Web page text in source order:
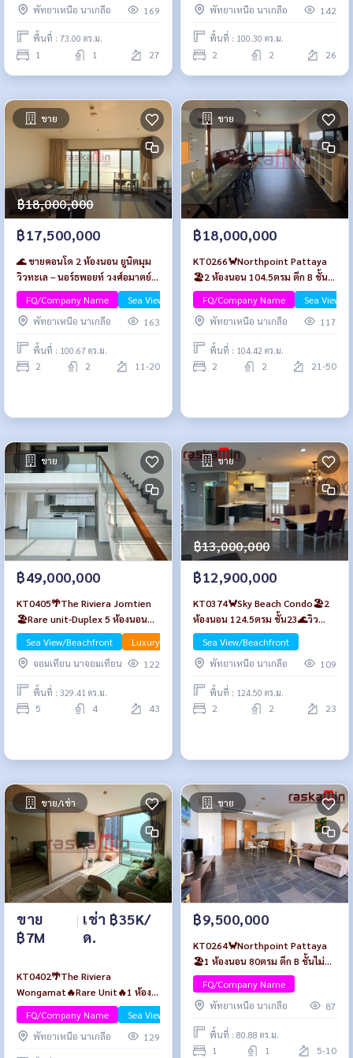
พัทยาเหนือ นาเกลือ 169
พื้นที่ : 73.00 ตร.ม.
1 1 27
พัทยาเหนือ นาเกลือ 142
พื้นที่ : 100.30 ตร.ม.
2 2 26
ขาย
฿18,000,000
฿17,500,000
🌊 ขายคอนโด 2 ห้องนอน ยูนิตมุม
วิวทะเล – นอร์ธพอยท์ วงศ์อมาตย์
พัทยา
FQ/Company Name Sea View/Beachfront
Luxury
พัทยาเหนือ นาเกลือ
163
พื้นที่ : 100.67 ตร.ม.
2 2 11-20
ขาย
฿18,000,000
KT0266🦀Northpoint Pattaya
🏖️2 ห้องนอน 104.5ตรม ตึก B ชั้น
สูง🌊วิวทะเล พร้อมเฟอร์นิเจอร์
FQ/Company Name
Sea View/
พัทยาเหนือ นาเกลือ
117
พื้นที่ : 104.42 ตร.ม.
2 2 21-50
ขาย
฿49,000,000
KT0405🌴The Riviera Jomtien
🏖️Rare unit-Duplex 5 ห้องนอน
330ตรม ชั้น43-44🌅ลานระเบียงชม
วิวทั้ง🌊ทะเลและ🏖️เมือง
Sea View/Beachfront
Luxury
จอมเทียน นาจอมเทียน
122
พื้นที่ : 329.41 ตร.ม.
5 4 43
ขาย
฿13,000,000
฿12,900,000
KT0374🦀Sky Beach Condo🏖️2
ห้องนอน 124.5ตรม ชั้น23🌊วิว
ทะเล พร้อมเฟอร์นิเจอร์
Sea View/Beachfront
พัทยาเหนือ นาเกลือ
109
พื้นที่ : 124.50 ตร.ม.
2 2 23
ขาย/เช่า
ขาย
฿7M
| เช่า ฿35K/
ด.
KT0402🌴The Riviera
Wongamat🔥Rare Unit🔥1 ห้อง
นอน 49ตรม ตึก A ชั้นกลาง🏄‍♂️วิว
ทะเล พร้อมเฟอร์นิเจอร์
FQ/Company Name
Sea View/Beachfront
พัทยาเหนือ นาเกลือ
129
ขาย
฿9,500,000
KT0264🦀Northpoint Pattaya
🏖️1 ห้องนอน 80ตรม ตึก B ชั้นไม่สูง
🌳วิวสวน พร้อมเฟอร์นิเจอร์
FQ/Company Name
พัทยาเหนือ นาเกลือ
87
พื้นที่ : 80.88 ตร.ม.
1 1 5-10